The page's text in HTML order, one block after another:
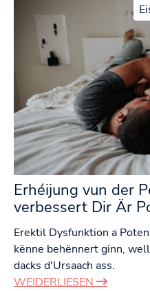
Erhéijung vun der
verbessert Dir Är
Erektil Dysfunktion a
kënne behënnert ginn,
dacks d'Ursaach ass.
WEIDERLIESEN